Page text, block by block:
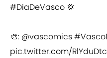
#DiaDeVasco 💢
🎨: @vascomics
pic.twitter.com/